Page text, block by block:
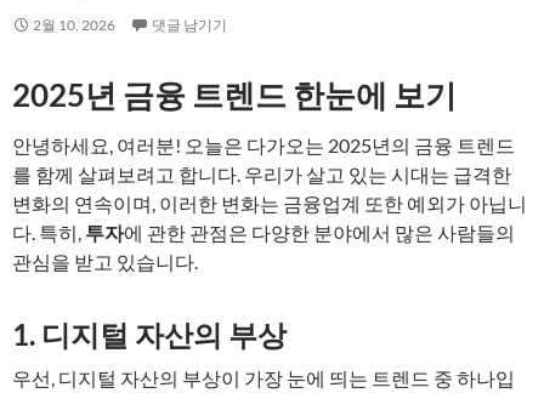
2월 10, 2026 댓글 남기기
2025년 금융 트렌드 한눈에 보기
안녕하세요, 여러분! 오늘은 다가오는 2025년의 금융 트렌드
를 함께 살펴보려고 합니다. 우리가 살고 있는 시대는 급격한
변화의 연속이며, 이러한 변화는 금융업계 또한 예외가 아닙니
다. 특히, 투자에 관한 관점은 다양한 분야에서 많은 사람들의
관심을 받고 있습니다.
1. 디지털 자산의 부상
우선, 디지털 자산의 부상이 가장 눈에 띄는 트렌드 중 하나입